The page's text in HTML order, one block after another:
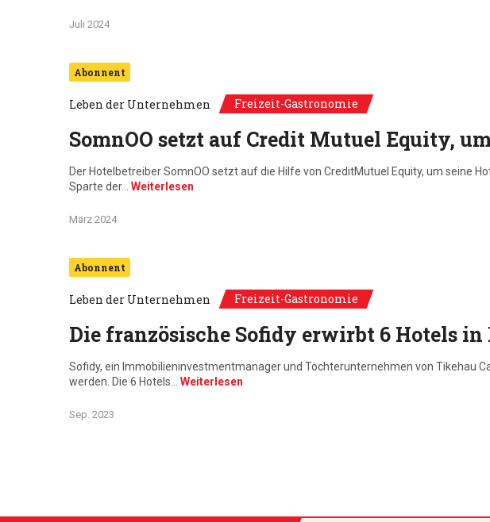
Juli 2024
Abonnent
Leben der Unternehmen Freizeit-Gastronomie
SomnOO setzt auf Credit Mutuel Equity,
Der Hotelbetreiber SomnOO setzt auf die Hilfe von CreditMutuel Equity, um seine
Sparte der… Weiterlesen
März 2024
Abonnent
Leben der Unternehmen Freizeit-Gastronomie
Die französische Sofidy erwirbt 6 Hotels in
Sofidy, ein Immobilieninvestmentmanager und Tochterunternehmen von Tikehau
werden. Die 6 Hotels… Weiterlesen
Sep. 2023